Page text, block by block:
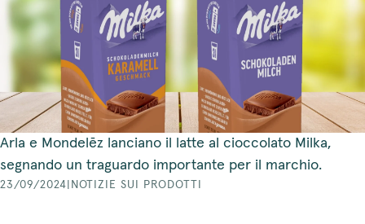
Arla e Mondelēz lanciano il latte al cioccolato Milka,
segnando un traguardo importante per il marchio.
23/09/2024 NOTIZIE SUI PRODOTTI